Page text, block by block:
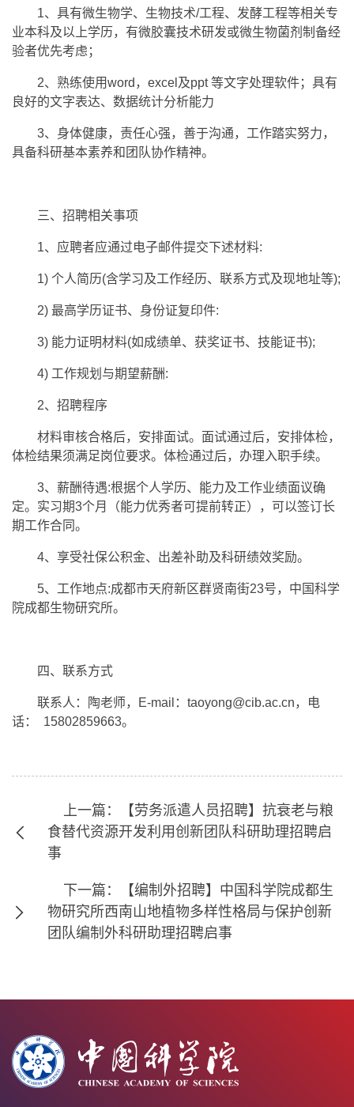
1、具有微生物学、生物技术/工程、发酵工程等相关专
业本科及以上学历，有微胶囊技术研发或微生物菌剂制备经
验者优先考虑；
2、熟练使用word，excel及ppt 等文字处理软件；具有
良好的文字表达、数据统计分析能力
3、身体健康，责任心强，善于沟通，工作踏实努力，
具备科研基本素养和团队协作精神。
三、招聘相关事项
1、应聘者应通过电子邮件提交下述材料:
1) 个人简历(含学习及工作经历、联系方式及现地址等);
2) 最高学历证书、身份证复印件:
3) 能力证明材料(如成绩单、获奖证书、技能证书);
4) 工作规划与期望薪酬:
2、招聘程序
材料审核合格后，安排面试。面试通过后，安排体检，
体检结果须满足岗位要求。体检通过后，办理入职手续。
3、薪酬待遇:根据个人学历、能力及工作业绩面议确
定。实习期3个月（能力优秀者可提前转正），可以签订长
期工作合同。
4、享受社保公积金、出差补助及科研绩效奖励。
5、工作地点:成都市天府新区群贤南街23号，中国科学
院成都生物研究所。
四、联系方式
联系人：陶老师，E-mail：taoyong@cib.ac.cn，电
话： 15802859663。
上一篇：【劳务派遣人员招聘】抗衰老与粮
食替代资源开发利用创新团队科研助理招聘启
事
下一篇：【编制外招聘】中国科学院成都生
物研究所西南山地植物多样性格局与保护创新
团队编制外科研助理招聘启事